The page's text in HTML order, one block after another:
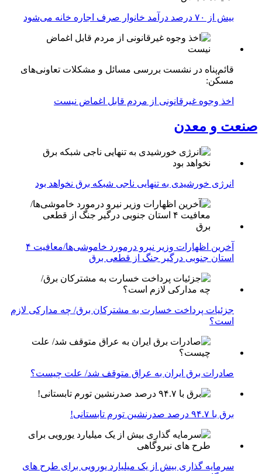
بیش از ۷۰ درصد درآمد خانوار صرف اجاره خانه می‌شود
قائم‌پناه در نشست بررسی مسائل و مشکلات تعاونی‌های
مسکن:
اخذ وجوه غیرقانونی از مردم قابل اغماض نیست
صنعت و معدن
انرژی خورشیدی به تنهایی ناجی شبکه برق نخواهد بود
آخرین اظهارات وزیر نیرو درمورد خاموشی‌ها/معافیت ۴
استان جنوبی درگیر جنگ از قطعی برق
جزئیات پرداخت خسارت به مشترکان برق/ چه مدارکی لازم
است؟
صادرات برق ایران به عراق متوقف شد/ علت چیست؟
برق با ۹۴.۷ درصد صدرنشین تورم تابستانی!
سرمایه گذاری بیش از یک میلیارد یورویی برای طرح های